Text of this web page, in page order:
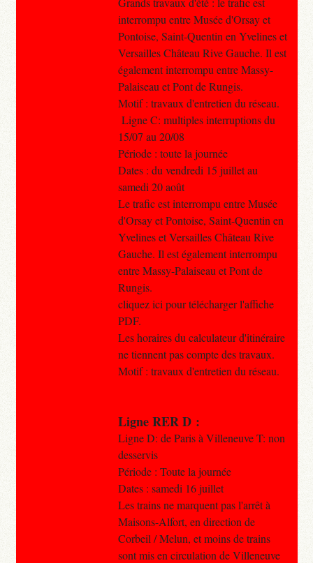
interrompu entre Musée d'Orsay et
Pontoise, Saint-Quentin en Yvelines et
Versailles Château Rive Gauche. Il est
également interrompu entre Massy-
Palaiseau et Pont de Rungis.
Motif : travaux d'entretien du réseau.
Ligne C: multiples interruptions du
15/07 au 20/08
Période : toute la journée
Dates : du vendredi 15 juillet au
samedi 20 août
Le trafic est interrompu entre Musée
d'Orsay et Pontoise, Saint-Quentin en
Yvelines et Versailles Château Rive
Gauche. Il est également interrompu
entre Massy-Palaiseau et Pont de
Rungis.
cliquez ici pour télécharger l'affiche
PDF.
Les horaires du calculateur d'itinéraire
ne tiennent pas compte des travaux.​
Motif : travaux d'entretien du réseau.
Ligne RER D :
Ligne D: de Paris à Villeneuve T: non
desservis
Période : Toute la journée
Dates : samedi 16 juillet
Les trains ne marquent pas l'arrêt à
Maisons-Alfort, en direction de
Corbeil / Melun, et moins de trains
sont mis en circulation de Villeneuve